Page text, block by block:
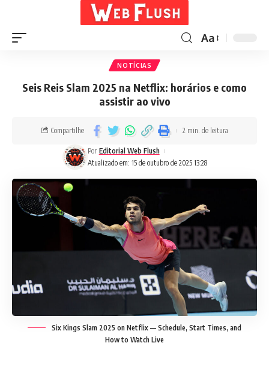
Aa
NOTÍCIAS
Seis Reis Slam 2025 na Netflix: horários e como
assistir ao vivo
Atualizado em: 15 de outubro de 2025 13:28
Por Editorial Web Flush
Compartilhe 2 min. de leitura
Six Kings Slam 2025 on Netflix — Schedule, Start Times, and
How to Watch Live